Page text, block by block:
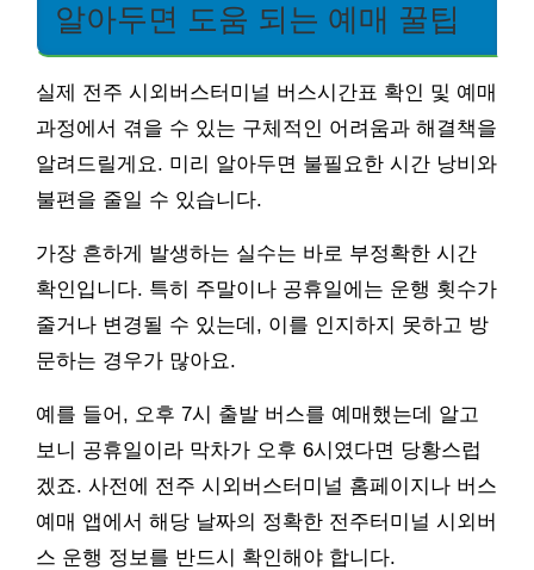
알아두면 도움 되는 예매 꿀팁
실제 전주 시외버스터미널 버스시간표 확인 및 예매
과정에서 겪을 수 있는 구체적인 어려움과 해결책을
알려드릴게요. 미리 알아두면 불필요한 시간 낭비와
불편을 줄일 수 있습니다.
가장 흔하게 발생하는 실수는 바로 부정확한 시간
확인입니다. 특히 주말이나 공휴일에는 운행 횟수가
줄거나 변경될 수 있는데, 이를 인지하지 못하고 방
문하는 경우가 많아요.
예를 들어, 오후 7시 출발 버스를 예매했는데 알고
보니 공휴일이라 막차가 오후 6시였다면 당황스럽
겠죠. 사전에 전주 시외버스터미널 홈페이지나 버스
예매 앱에서 해당 날짜의 정확한 전주터미널 시외버
스 운행 정보를 반드시 확인해야 합니다.